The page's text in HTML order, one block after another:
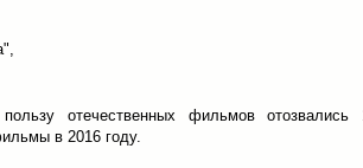
отечественных фильмов отозвались
в 2016 году.